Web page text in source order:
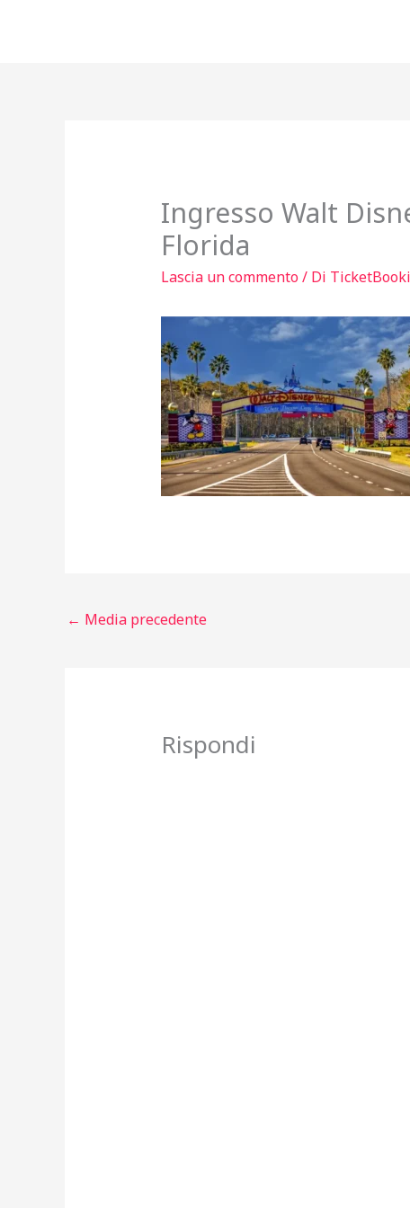
Ingresso Walt
Florida
Lascia un commento/ Di
← Media precedente
Rispondi